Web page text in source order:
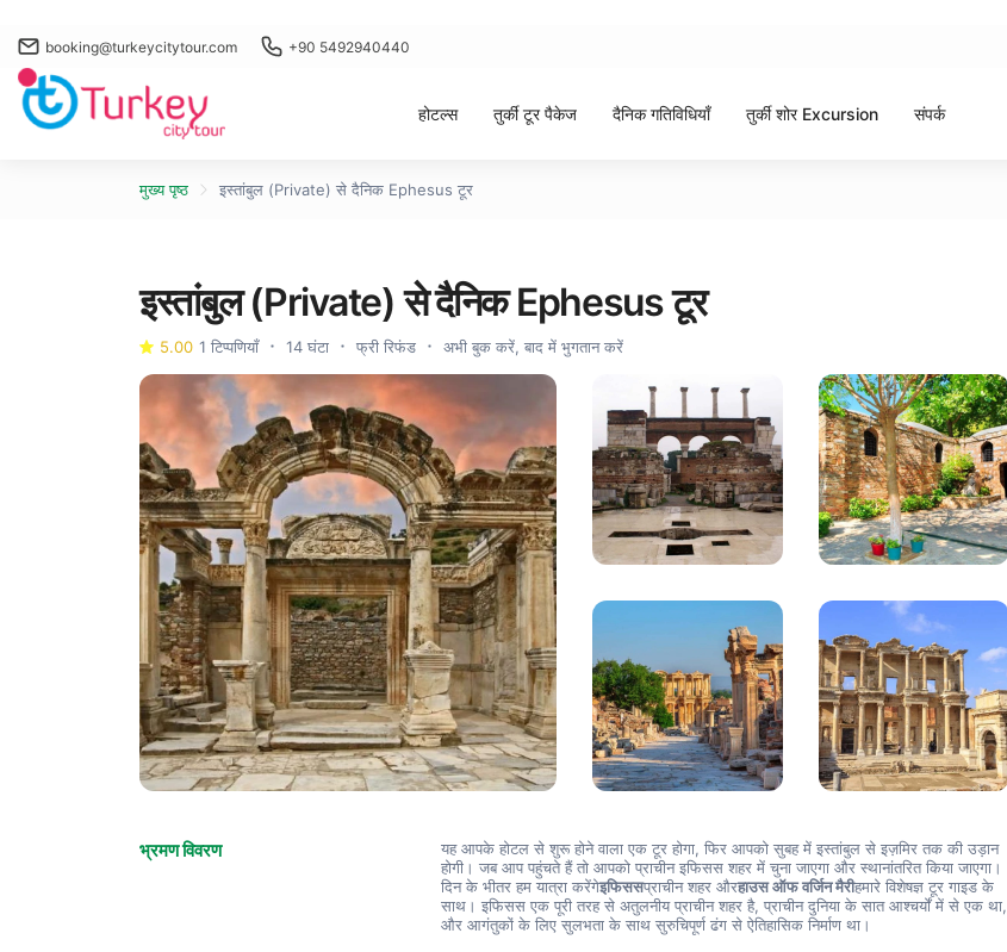
booking@turkeycitytour.com +90 5492940440
होटल्स तुर्की टूर पैकेज दैनिक गतिविधियाँ तुर्की शोर Excursion संपर्क
मुख्य पृष्ठ इस्तांबुल (Private) से दैनिक Ephesus टूर
इस्तांबुल (Private) से दैनिक Ephesus टूर
5.00 1 टिप्पणियाँ 14 घंटा फ्री रिफंड अभी बुक करें, बाद में भुगतान करें
भ्रमण विवरण
यह आपके होटल से शुरू होने वाला एक टूर होगा, फिर आपको सुबह में इस्तांबुल से इज़मिर तक की उड़ान
होगी। जब आप पहुंचते हैं तो आपको प्राचीन इफिसस शहर में चुना जाएगा और स्थानांतरित किया जाएगा।
दिन के भीतर हम यात्रा करेंगेइफिससप्राचीन शहर औरहाउस ऑफ वर्जिन मैरीहमारे विशेषज्ञ टूर गाइड के
साथ। इफिसस एक पूरी तरह से अतुलनीय प्राचीन शहर है, प्राचीन दुनिया के सात आश्चर्यों में से एक था,
और आगंतुकों के लिए सुलभता के साथ सुरुचिपूर्ण ढंग से ऐतिहासिक निर्माण था।